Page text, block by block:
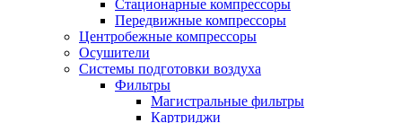
Стационарные компрессоры
Передвижные компрессоры
Центробежные компрессоры
Осушители
Системы подготовки воздуха
Фильтры
Магистральные фильтры
Картриджи